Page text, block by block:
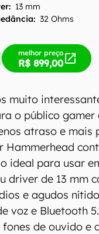
: 13 mm
: 32 Ohms
melhor preço
R$ 899,00
muito
o público
atraso e
Hammerhead
ideal para usar
driver de 13 mm
e agudos
voz e Bluetooth
de ouvido e